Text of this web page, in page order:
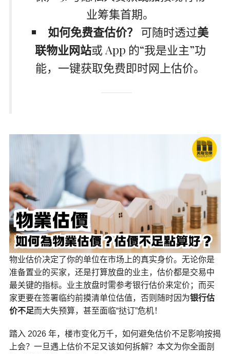
业筹集首期。
如何免费查估价？ 可随时透过美
联物业网站或 App 的“我是业主”功
能，一键获取免费即时网上估价。
物业估价决定了你的单位在市场上的真实身价。无论你是
准备置业的买家，还是打算放盘的业主，估价都是交易中
最关键的指标。业主放盘时需参考银行估价来定价；而买
家更要在签署临约前摸清单位估值，否则随时因为银行估
价不足而大失预算，甚至面临“挞订”危机！
踏入 2026 年，楼市变化万千，如何避免估价不足影响按揭
上会？一旦遇上估价不足又该如何拆解？本文为你全面剖